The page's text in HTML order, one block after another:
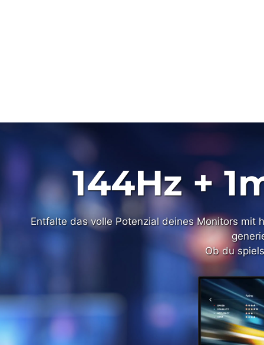
Entfalte das volle Potenzial deines Monitors mit
Ob du
144Hz +
Entfalte das volle Potenzial deines Monitors mit
Ob du